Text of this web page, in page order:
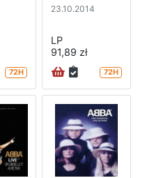
72H
23.10.2014
LP
91,89 zł
72H